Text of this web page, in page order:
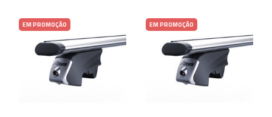
EM PROMOÇÃO EM PROMOÇÃO